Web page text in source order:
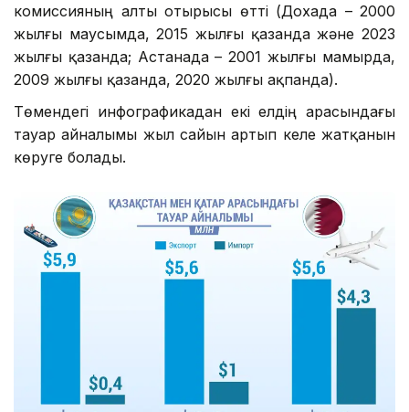
комиссияның алты отырысы өтті (Дохада – 2000
жылғы маусымда, 2015 жылғы қазанда және 2023
жылғы қазанда; Астанада – 2001 жылғы мамырда,
2009 жылғы қазанда, 2020 жылғы ақпанда).
Төмендегі инфографикадан екі елдің арасындағы
тауар айналымы жыл сайын артып келе жатқанын
көруге болады.